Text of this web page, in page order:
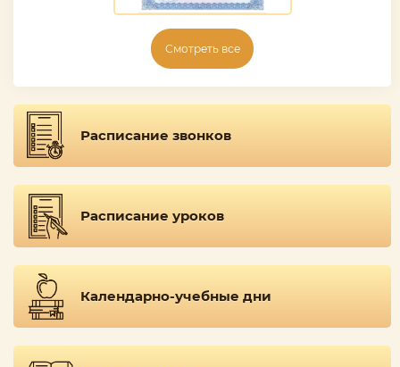
Смотреть все
Расписание звонков
Расписание уроков
Календарно-учебные дни